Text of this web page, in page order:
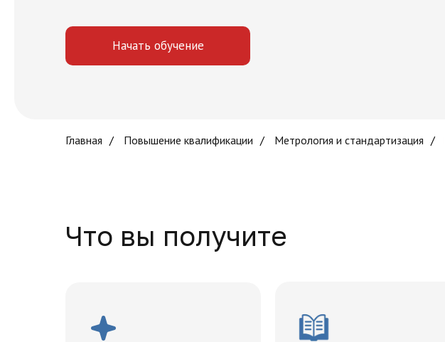
Начать обучение
Главная / Повышение квалификации / Метрология и стандартизация /
Что вы получите